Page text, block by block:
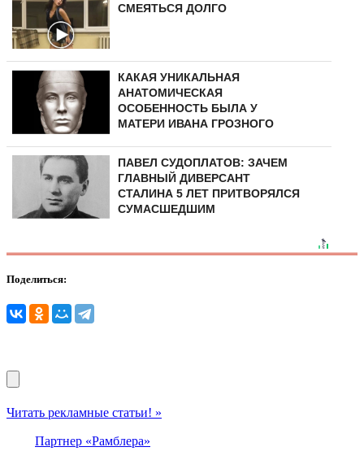
СМЕЯТЬСЯ ДОЛГО
КАКАЯ УНИКАЛЬНАЯ
АНАТОМИЧЕСКАЯ
ОСОБЕННОСТЬ БЫЛА У
МАТЕРИ ИВАНА ГРОЗНОГО
ПАВЕЛ СУДОПЛАТОВ: ЗАЧЕМ
ГЛАВНЫЙ ДИВЕРСАНТ
СТАЛИНА 5 ЛЕТ ПРИТВОРЯЛСЯ
СУМАСШЕДШИМ
Поделиться:
Читать рекламные статьи! »
Партнер «Рамблера»